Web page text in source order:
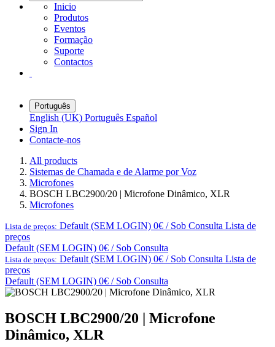
Inicio
Produtos
Eventos
Formação
Suporte
Contactos
Português
English (UK) Português Español
Sign In
Contacte-nos
All products
Sistemas de Chamada e de Alarme por Voz
Microfones
BOSCH LBC2900/20 | Microfone Dinâmico, XLR
Microfones
Lista de preços: Default (SEM LOGIN) 0€ / Sob Consulta Lista de
preços
Default (SEM LOGIN) 0€ / Sob Consulta
Lista de preços: Default (SEM LOGIN) 0€ / Sob Consulta Lista de
preços
Default (SEM LOGIN) 0€ / Sob Consulta
BOSCH LBC2900/20 | Microfone
Dinâmico, XLR